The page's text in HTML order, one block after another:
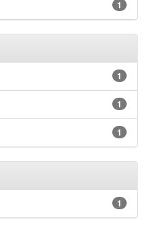
1
1
1
1
1